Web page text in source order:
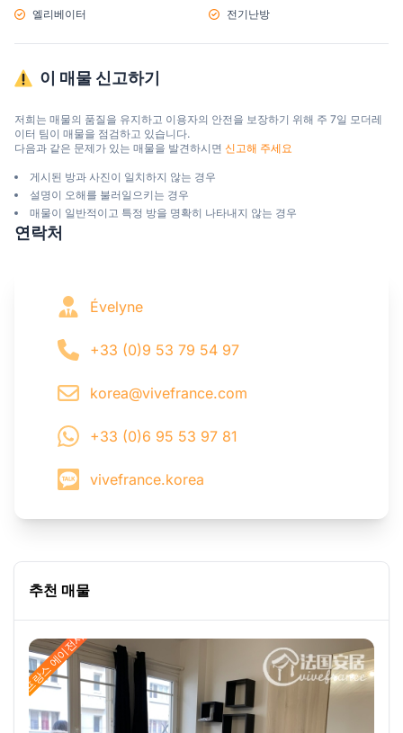
엘리베이터 전기난방
이 매물 신고하기
저희는 매물의 품질을 유지하고 이용자의 안전을 보장하기 위해 주 7일 모더레
이터 팀이 매물을 점검하고 있습니다.
다음과 같은 문제가 있는 매물을 발견하시면 신고해 주세요
게시된 방과 사진이 일치하지 않는 경우
설명이 오해를 불러일으키는 경우
매물이 일반적이고 특정 방을 명확히 나타내지 않는 경우
연락처
Évelyne
+33 (0)9 53 79 54 97
korea@vivefrance.com
+33 (0)6 95 53 97 81
vivefrance.korea
추천 매물
프랑스 에이전시